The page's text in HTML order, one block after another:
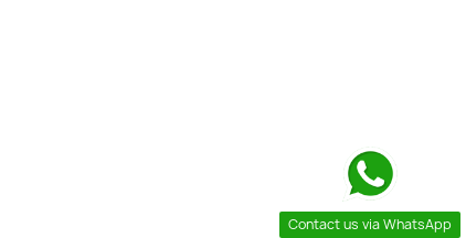
Contact us via WhatsApp